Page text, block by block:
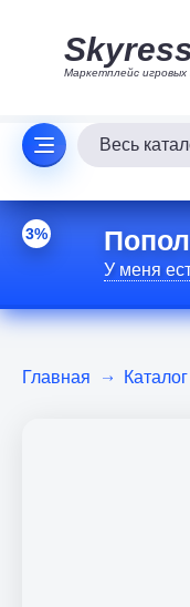
Маркетплейс игровых
Весь
3%
У меня
Главная Каталог